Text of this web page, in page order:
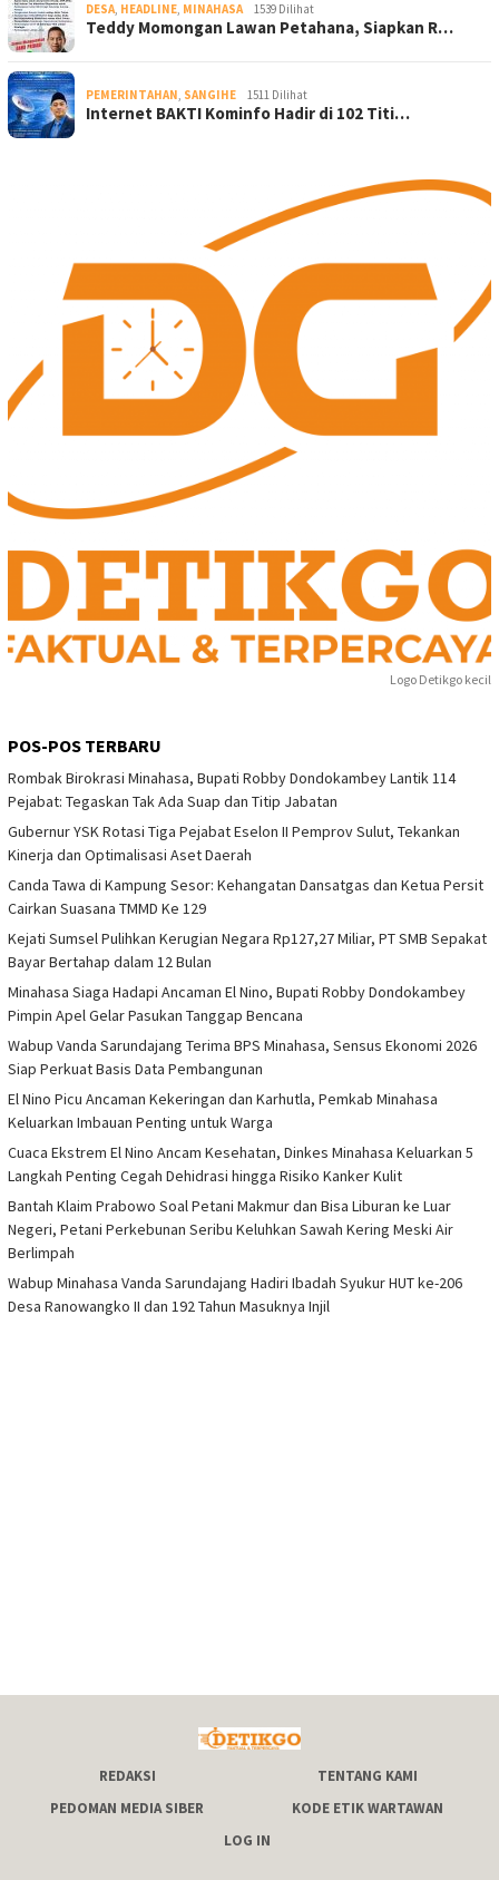
DESA, HEADLINE, MINAHASA 1539 Dilihat
Teddy Momongan Lawan Petahana, Siapkan R…
PEMERINTAHAN, SANGIHE 1511 Dilihat
Internet BAKTI Kominfo Hadir di 102 Titi…
Logo Detikgo kecil
POS-POS TERBARU
Rombak Birokrasi Minahasa, Bupati Robby Dondokambey Lantik 114
Pejabat: Tegaskan Tak Ada Suap dan Titip Jabatan
Gubernur YSK Rotasi Tiga Pejabat Eselon II Pemprov Sulut, Tekankan
Kinerja dan Optimalisasi Aset Daerah
Canda Tawa di Kampung Sesor: Kehangatan Dansatgas dan Ketua Persit
Cairkan Suasana TMMD Ke 129
Kejati Sumsel Pulihkan Kerugian Negara Rp127,27 Miliar, PT SMB Sepakat
Bayar Bertahap dalam 12 Bulan
Minahasa Siaga Hadapi Ancaman El Nino, Bupati Robby Dondokambey
Pimpin Apel Gelar Pasukan Tanggap Bencana
Wabup Vanda Sarundajang Terima BPS Minahasa, Sensus Ekonomi 2026
Siap Perkuat Basis Data Pembangunan
El Nino Picu Ancaman Kekeringan dan Karhutla, Pemkab Minahasa
Keluarkan Imbauan Penting untuk Warga
Cuaca Ekstrem El Nino Ancam Kesehatan, Dinkes Minahasa Keluarkan 5
Langkah Penting Cegah Dehidrasi hingga Risiko Kanker Kulit
Bantah Klaim Prabowo Soal Petani Makmur dan Bisa Liburan ke Luar
Negeri, Petani Perkebunan Seribu Keluhkan Sawah Kering Meski Air
Berlimpah
Wabup Minahasa Vanda Sarundajang Hadiri Ibadah Syukur HUT ke-206
Desa Ranowangko II dan 192 Tahun Masuknya Injil
REDAKSI
TENTANG KAMI
PEDOMAN MEDIA SIBER
KODE ETIK WARTAWAN
LOG IN